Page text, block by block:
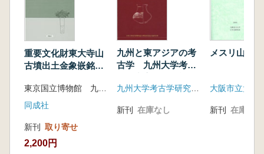
(2)百舌鳥古墳群 十河良和
(3)玉手山古墳群 安村俊史
(4)磯長谷古墳群 池田貴則
第3章 古市・百舌鳥古墳群及び周辺の古墳
群における既往の発掘調査
A.宮内庁書陵部による調査
B.大阪府及び各市町村による調査
一瀬和夫・天野末喜・河内一浩
(2)百舌鳥古墳群
A.宮内庁書陵部による調査
重要文化財東大寺山
古墳出土金象嵌銘花
東京国立博物館 九州国立博物館 編
同成社
新刊 取り寄せ
2,200円
九州と東アジアの考
古学 九州大学考古
論文集
九州大学考古学研究室50周年記念論文集刊行会
新刊 在庫なし
メスリ山古
新刊 在庫なし